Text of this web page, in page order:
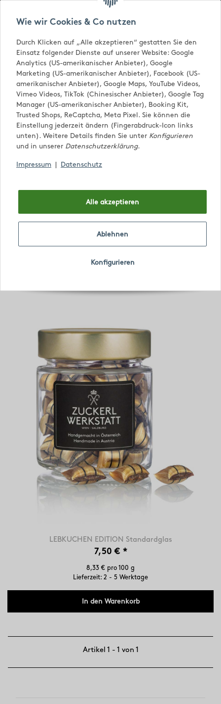
Versandkostenfrei ab € 65,-
0,00 €
Lebkuchen Edition
LEBKUCHEN EDITION Standardglas
7,50 € *
8,33 € pro 100 g
Lieferzeit: 2 - 5 Werktage
In den Warenkorb
Artikel 1 - 1 von 1
Wie wir Cookies & Co nutzen
Durch Klicken auf „Alle akzeptieren“ gestatten Sie den
Einsatz folgender Dienste auf unserer Website: Google
Analytics (US-amerikanischer Anbieter), Google
Marketing (US-amerikanischer Anbieter), Facebook (US-
amerikanischer Anbieter), Google Maps, YouTube Videos,
Vimeo Videos, TikTok (Chinesischer Anbieter), Google Tag
Manager (US-amerikanischer Anbieter), Booking Kit,
Trusted Shops, ReCaptcha, Meta Pixel. Sie können die
Einstellung jederzeit ändern (Fingerabdruck-Icon links
unten). Weitere Details finden Sie unter Konfigurieren
und in unserer Datenschutzerklärung.
Impressum Datenschutz
Alle akzeptieren
Konfigurieren
Ablehnen